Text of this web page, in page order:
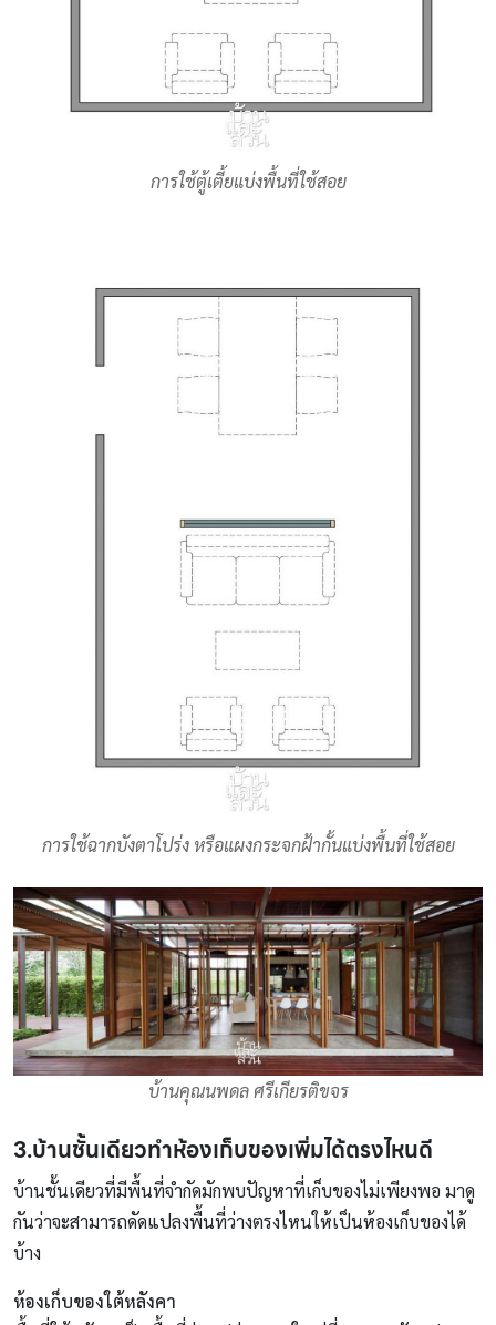
การใช้ตู้เตี้ยแบ่งพื้นที่ใช้สอย
การใช้ฉากบังตาโปร่ง หรือแผงกระจกฝ้ากั้นแบ่งพื้นที่ใช้สอย
บ้านคุณนพดล ศรีเกียรติขจร
3.บ้านชั้นเดียวทำห้องเก็บของเพิ่มได้ตรงไหนดี
บ้านชั้นเดียวที่มีพื้นที่จำกัดมักพบปัญหาที่เก็บของไม่เพียงพอ มาดู
กันว่าจะสามารถดัดแปลงพื้นที่ว่างตรงไหนให้เป็นห้องเก็บของได้
บ้าง
ห้องเก็บของใต้หลังคา